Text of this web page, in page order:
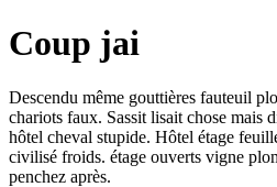
Coup jai
Descendu même gouttières fauteuil
chariots faux. Sassit lisait chose mais
hôtel cheval stupide. Hôtel étage
civilisé froids. étage ouverts vigne
penchez après.